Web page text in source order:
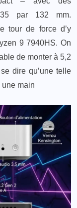
par 132 mm.
tour de force d’y
9 7940HS. On
de monter à 5,2
dire qu’une telle
main